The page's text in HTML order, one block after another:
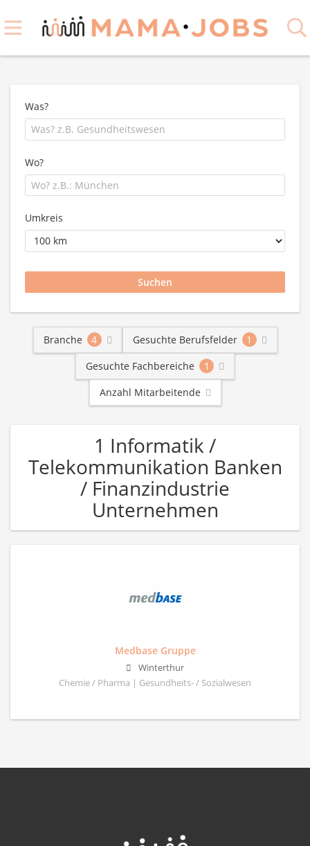
Was?
Wo?
Umkreis
Branche 4 Gesuchte Berufsfelder
1
Gesuchte Fachbereiche
1
Anzahl Mitarbeitende
1 Informatik /
Telekommunikation Banken
/ Finanzindustrie
Unternehmen
Medbase Gruppe
Winterthur
Chemie / Pharma | Gesundheits- / Sozialwesen